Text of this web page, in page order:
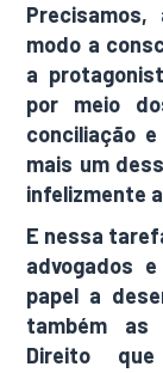
modo a
a
por meio
conciliação
mais um
infelizmente
E nessa
advogados
papel a
também as
Direito